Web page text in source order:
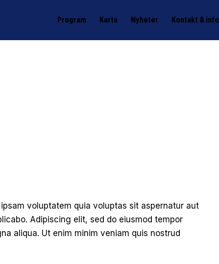
Program Karta Nyheter Kontakt & info
voluptatem quia voluptas sit aspernatur aut
Adipiscing elit, sed do eiusmod tempor
aliqua. Ut enim minim veniam quis nostrud